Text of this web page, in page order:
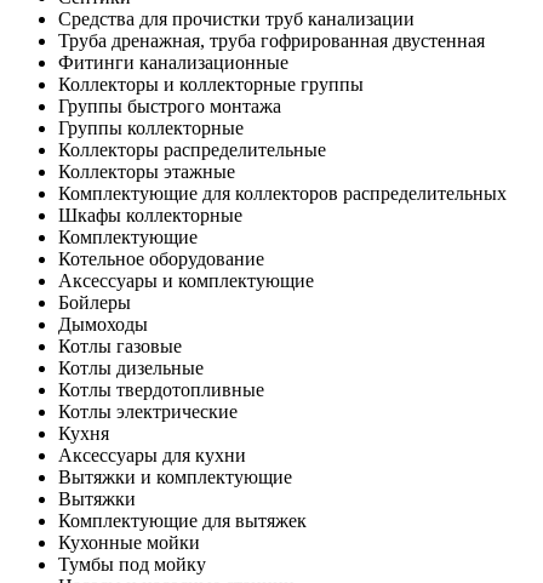
Средства для прочистки труб канализации
Труба дренажная, труба гофрированная двустенная
Фитинги канализационные
Коллекторы и коллекторные группы
Группы быстрого монтажа
Группы коллекторные
Коллекторы распределительные
Коллекторы этажные
Комплектующие для коллекторов распределительных
Шкафы коллекторные
Комплектующие
Котельное оборудование
Аксессуары и комплектующие
Бойлеры
Дымоходы
Котлы газовые
Котлы дизельные
Котлы твердотопливные
Котлы электрические
Кухня
Аксессуары для кухни
Вытяжки и комплектующие
Вытяжки
Комплектующие для вытяжек
Кухонные мойки
Тумбы под мойку